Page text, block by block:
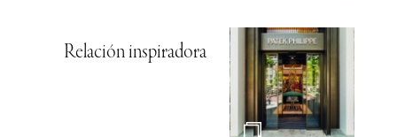
Relación inspiradora